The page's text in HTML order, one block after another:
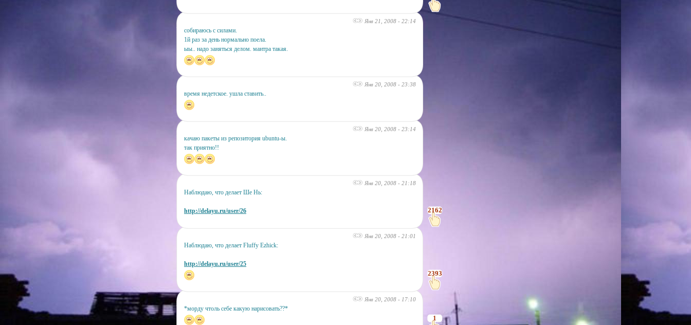
Янв 21, 2008 - 22:14
собираюсь с силами.
1й раз за день нормально поела.
ыы.. надо заняться делом. мантра такая.
Янв 20, 2008 - 23:38
время недетское. ушла ставить..
Янв 20, 2008 - 23:14
качаю пакеты из репозитория ubuntu-ы.
так приятно!!
Янв 20, 2008 - 21:18
Наблюдаю, что делает Ше Нь:
http://delayu.ru/user/26 2162
Янв 20, 2008 - 21:01
Наблюдаю, что делает Fluffy Ezhick:
http://delayu.ru/user/25
2393
Янв 20, 2008 - 17:10
*морду чтоль себе какую нарисовать??*
1